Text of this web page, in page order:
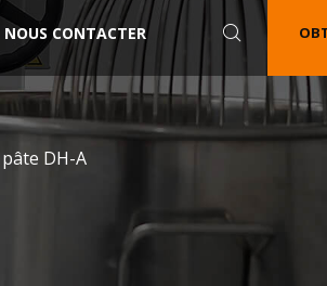
NOUS CONTACTER
DH-A